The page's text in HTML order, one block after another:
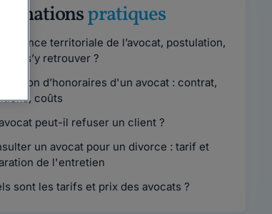
pratiques
territoriale de l’avocat, postulation,
s’y retrouver ?
d’honoraires d'un avocat : contrat,
coûts
peut-il refuser un client ?
un avocat pour un divorce : tarif et
de l'entretien
sont les tarifs et prix des avocats ?